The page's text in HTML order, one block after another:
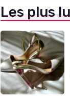
Les plus